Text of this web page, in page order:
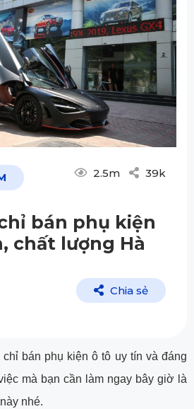
2.5m 39k
bán phụ kiện
chất lượng Hà
Chia sẻ
bán phụ kiện ô tô uy tín và đáng
mà bạn cần làm ngay bây giờ là
nhé.